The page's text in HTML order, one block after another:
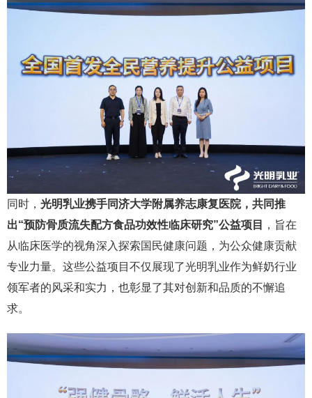
同时， 光明乳业携手同济大学附属养志康复医院，共同推
出“预防骨质流失配方食品功效性临床研究”公益项目
，旨在
从临床医学的视角深入探索国民健康问题，为公众健康贡献
专业力量。这些公益项目不仅展现了光明乳业作为鲜奶行业
领军者的风采和实力，也彰显了其对创新和品质的不懈追
求。